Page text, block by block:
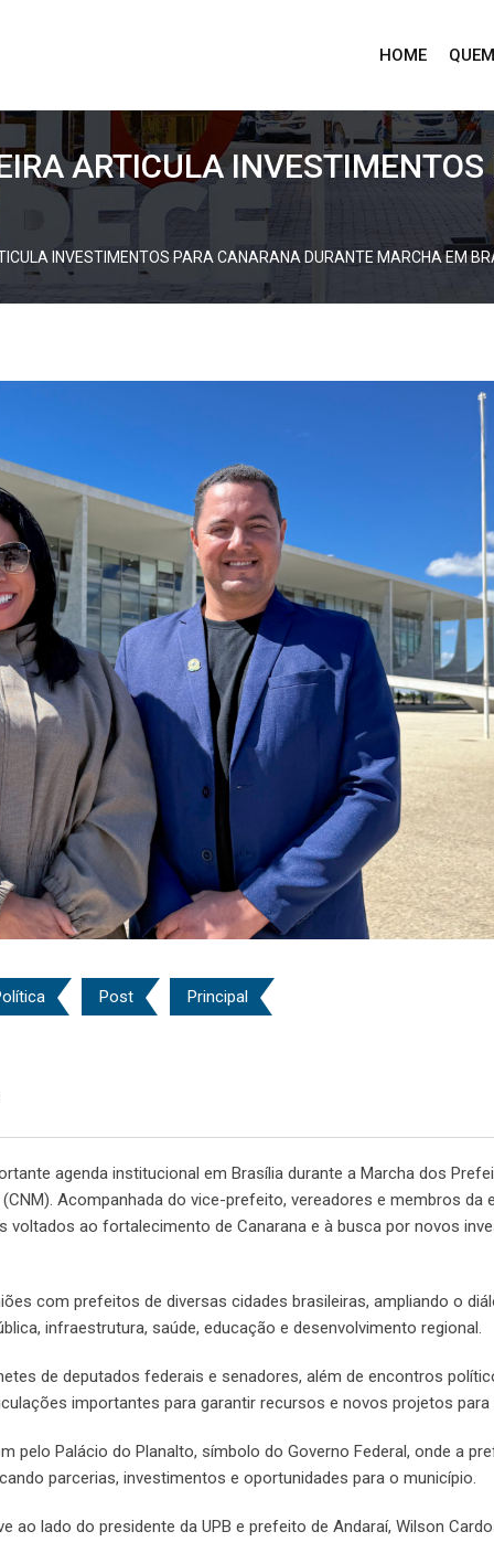
HOME
ARTICULA
INVESTIMENTOS PARA CANARANA DURANTE MARCHA EM
Post Principal
agenda institucional em Brasília durante a Marcha dos
Acompanhada do vice-prefeito, vereadores e membros da
ao fortalecimento de Canarana e à busca por novos
com prefeitos de diversas cidades brasileiras, ampliando o
infraestrutura, saúde, educação e desenvolvimento regional.
de deputados federais e senadores, além de encontros
importantes para garantir recursos e novos projetos para
pelo Palácio do Planalto, símbolo do Governo Federal, onde a
parcerias, investimentos e oportunidades para o município.
ao lado do presidente da UPB e prefeito de Andaraí, Wilson